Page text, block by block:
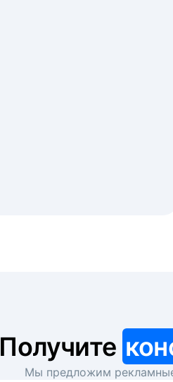
Получите
Мы предложим